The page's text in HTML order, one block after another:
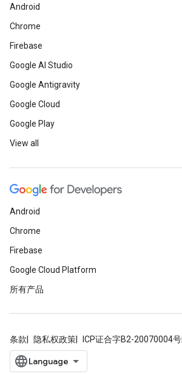
Android
Chrome
Firebase
Google AI Studio
Google Antigravity
Google Cloud
Google Play
View all
Android
Chrome
Firebase
Google Cloud Platform
所有产品
条款 隐私权政策 ICP证合字B2-20070004号